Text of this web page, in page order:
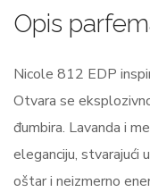
Opis
Nicole 812 EDP
Otvara se
đumbira. Lavanda i
eleganciju, stvarajući
oštar i neizmerno